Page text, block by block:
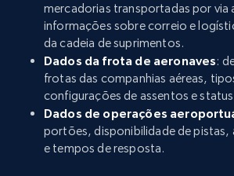
mercadorias transportadas por via
informações sobre correio e
da cadeia de suprimentos.
Dados da frota de aeronaves:
frotas das companhias aéreas,
configurações de assentos e
Dados de operações
portões, disponibilidade de pistas,
e tempos de resposta.